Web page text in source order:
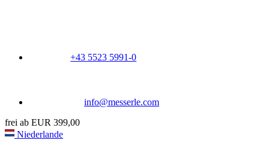
+43 5523 5991-0
info@messerle.com
frei ab EUR 399,00
Niederlande